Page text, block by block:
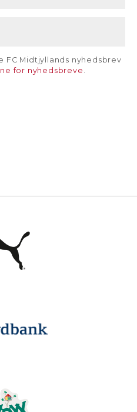
FC Midtjyllands nyhedsbrev
for nyhedsbreve .